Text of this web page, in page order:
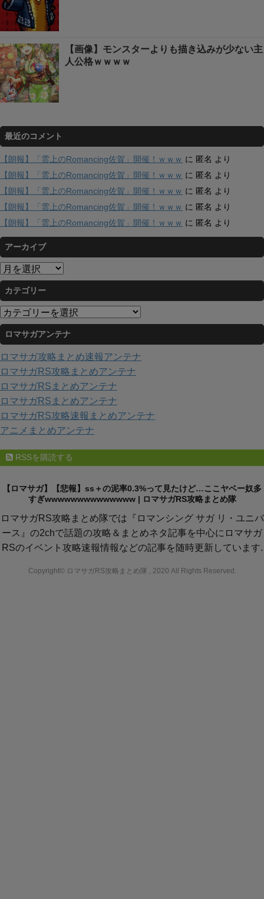
【画像】モンスターよりも描き込みが少ない主
人公格ｗｗｗｗ
最近のコメント
【朗報】「雲上のRomancing佐賀」開催！ｗｗｗ に 匿名 より
【朗報】「雲上のRomancing佐賀」開催！ｗｗｗ に 匿名 より
【朗報】「雲上のRomancing佐賀」開催！ｗｗｗ に 匿名 より
【朗報】「雲上のRomancing佐賀」開催！ｗｗｗ に 匿名 より
【朗報】「雲上のRomancing佐賀」開催！ｗｗｗ に 匿名 より
アーカイブ
ア
ー
カ
イ
ブ
カテゴリー
カ
テ
ゴ
リ
ー
ロマサガアンテナ
ロマサガ攻略まとめ速報アンテナ
ロマサガRS攻略まとめアンテナ
ロマサガRSまとめアンテナ
ロマサガRSまとめアンテナ
ロマサガRS攻略速報まとめアンテナ
アニメまとめアンテナ
RSSを購読する
【ロマサガ】【悲報】ss＋の泥率0.3%って見たけど…ここヤベー奴多
すぎwwwwwwwwwwwwww | ロマサガRS攻略まとめ隊
ロマサガRS攻略まとめ隊では『ロマンシング サガ リ・ユニバ
ース』の2chで話題の攻略＆まとめネタ記事を中心にロマサガ
RSのイベント攻略速報情報などの記事を随時更新しています.
Copyright© ロマサガRS攻略まとめ隊 , 2020 All Rights Reserved.